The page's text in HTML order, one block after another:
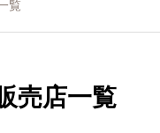
覧
売店一覧